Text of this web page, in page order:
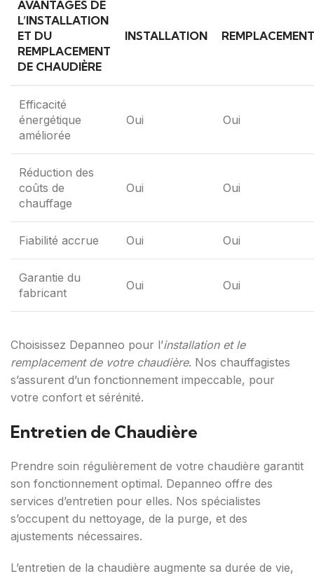
AVANTAGES DE
L’INSTALLATION
ET DU
REMPLACEMENT
DE CHAUDIÈRE
INSTALLATION REMPLACEMENT
Efficacité
énergétique
améliorée
Oui Oui
Réduction des
coûts de
chauffage
Oui Oui
Fiabilité accrue Oui Oui
Garantie du
fabricant
Oui Oui
Choisissez Depanneo pour l’installation et le
remplacement de votre chaudière. Nos chauffagistes
s’assurent d’un fonctionnement impeccable, pour
votre confort et sérénité.
Entretien de Chaudière
Prendre soin régulièrement de votre chaudière garantit
son fonctionnement optimal. Depanneo offre des
services d’entretien pour elles. Nos spécialistes
s’occupent du nettoyage, de la purge, et des
ajustements nécessaires.
L’entretien de la chaudière augmente sa durée de vie,